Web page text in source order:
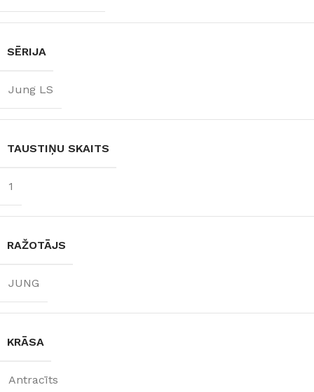
SĒRIJA
Jung LS
TAUSTIŅU SKAITS
1
RAŽOTĀJS
JUNG
KRĀSA
Antracīts